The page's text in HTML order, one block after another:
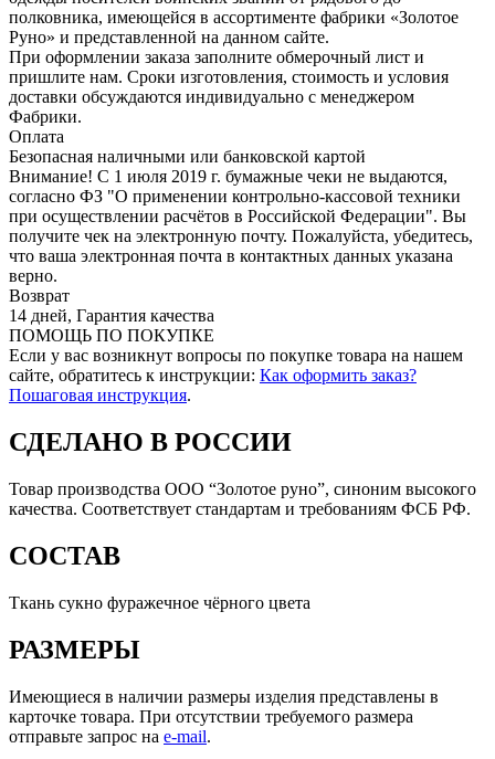
полковника, имеющейся в ассортименте фабрики «Золотое
Руно» и представленной на данном сайте.
При оформлении заказа заполните обмерочный лист и
пришлите нам. Сроки изготовления, стоимость и условия
доставки обсуждаются индивидуально с менеджером
Фабрики.
Оплата
Безопасная наличными или банковской картой
Внимание! С 1 июля 2019 г. бумажные чеки не выдаются,
согласно ФЗ "О применении контрольно-кассовой техники
при осуществлении расчётов в Российской Федерации". Вы
получите чек на электронную почту. Пожалуйста, убедитесь,
что ваша электронная почта в контактных данных указана
верно.
Возврат
14 дней, Гарантия качества
ПОМОЩЬ ПО ПОКУПКЕ
Если у вас возникнут вопросы по покупке товара на нашем
сайте, обратитесь к инструкции: Как оформить заказ?
Пошаговая инструкция.
СДЕЛАНО В РОССИИ
Товар производства ООО “Золотое руно”, синоним высокого
качества. Соответствует стандартам и требованиям ФСБ РФ.
СОСТАВ
Ткань сукно фуражечное чёрного цвета
РАЗМЕРЫ
Имеющиеся в наличии размеры изделия представлены в
карточке товара. При отсутствии требуемого размера
отправьте запрос на e-mail.